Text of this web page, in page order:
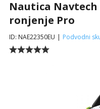
Nautica
ronjenje Pro
ID: NAE22350EU | Podvodni